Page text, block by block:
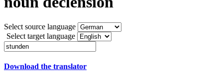
Select source language
Select target language
Download the translator